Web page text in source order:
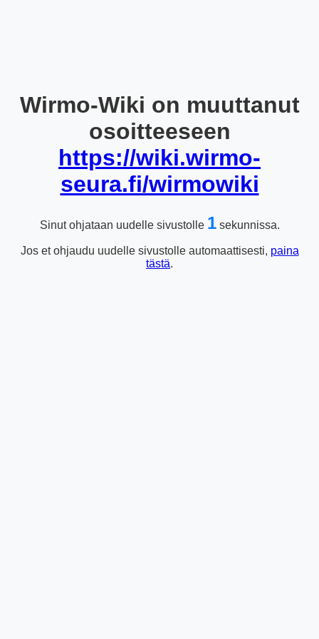
Wirmo-Wiki on muuttanut
osoitteeseen
https://wiki.wirmo-
seura.fi/wirmowiki
Sinut ohjataan uudelle sivustolle 1sekunnissa.
Jos et ohjaudu uudelle sivustolle automaattisesti, paina
tästä.